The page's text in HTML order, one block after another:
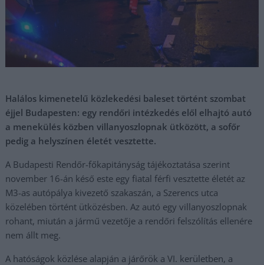
Halálos kimenetelű közlekedési baleset történt szombat
éjjel Budapesten: egy rendőri intézkedés elől elhajtó autó
a menekülés közben villanyoszlopnak ütközött, a sofőr
pedig a helyszínen életét vesztette.
A Budapesti Rendőr-főkapitányság tájékoztatása szerint
november 16-án késő este egy fiatal férfi vesztette életét az
M3-as autópálya kivezető szakaszán, a Szerencs utca
közelében történt ütközésben. Az autó egy villanyoszlopnak
rohant, miután a jármű vezetője a rendőri felszólítás ellenére
nem állt meg.
A hatóságok közlése alapján a járőrök a VI. kerületben, a